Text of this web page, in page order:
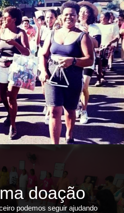
doação
podemos seguir ajudando